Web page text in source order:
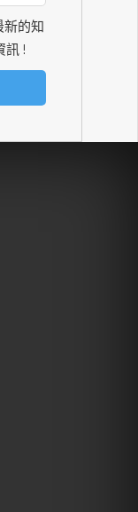
新的知
訊 !